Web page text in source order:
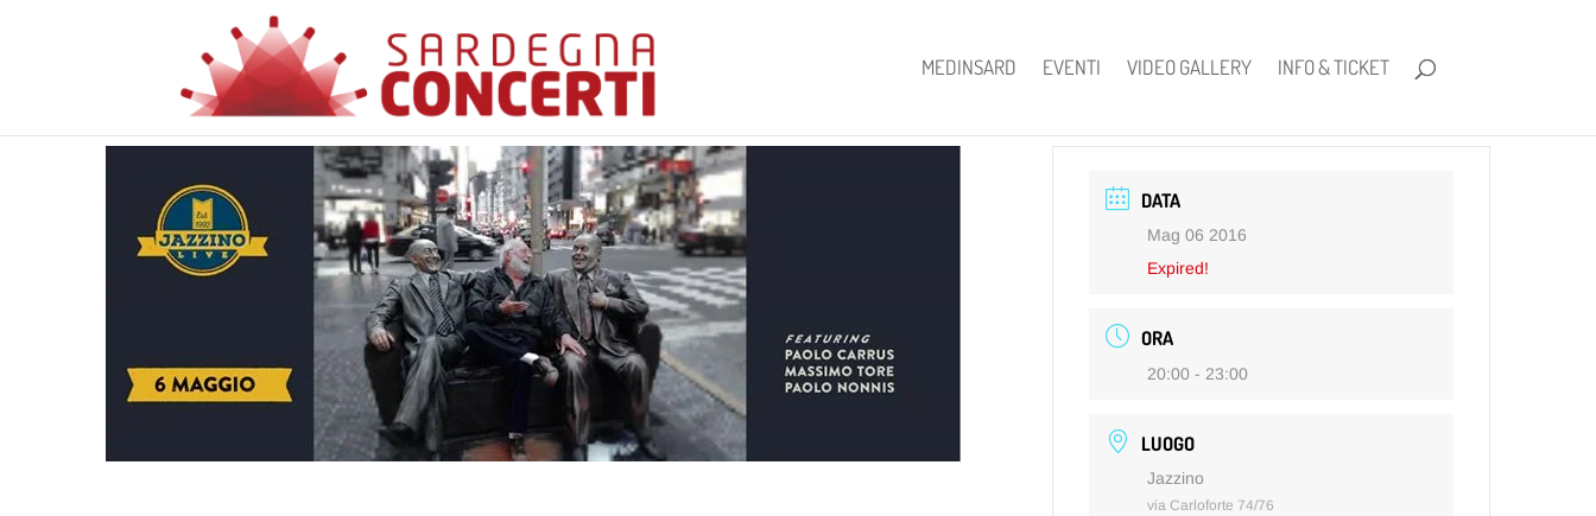
MEDINSARD EVENTI VIDEO GALLERY INFO & TICKET
DATA
Mag 06 2016
Expired!
ORA
20:00 - 23:00
LUOGO
Jazzino
via Carloforte 74/76